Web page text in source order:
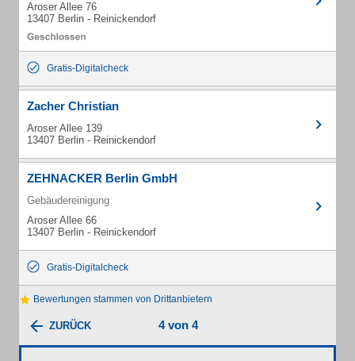
Aroser Allee 76
13407 Berlin - Reinickendorf
Gratis-Digitalcheck
Zacher Christian
Aroser Allee 139
13407 Berlin - Reinickendorf
ZEHNACKER Berlin GmbH
Gebäudereinigung
Aroser Allee 66
13407 Berlin - Reinickendorf
Gratis-Digitalcheck
Bewertungen stammen von Drittanbietern
ZURÜCK 4 von 4